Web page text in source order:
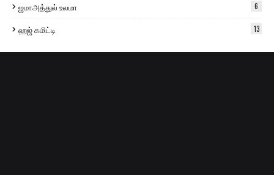
ஜமாஅத்துல் உலமா 6
ஹஜ் கமிட்டி 13